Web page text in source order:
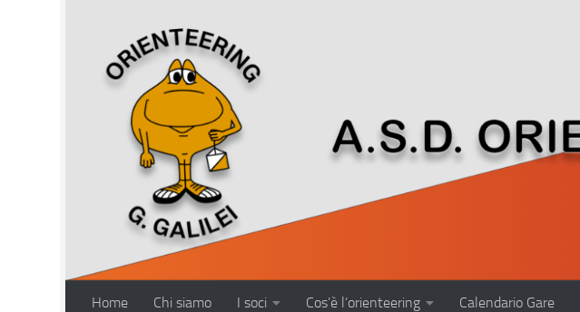
Salta al contenuto
Home Chi siamo I soci Cos’è l’orienteering Calendario Gare